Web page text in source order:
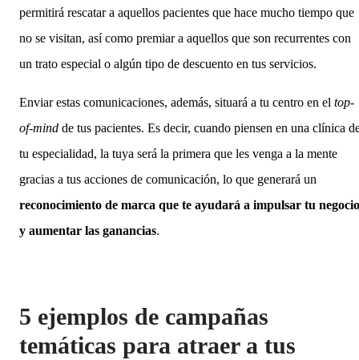
permitirá rescatar a aquellos pacientes que hace mucho tiempo que
no se visitan, así como premiar a aquellos que son recurrentes con
un trato especial o algún tipo de descuento en tus servicios.
Enviar estas comunicaciones, además, situará a tu centro en el top-
of-mind de tus pacientes. Es decir, cuando piensen en una clínica
tu especialidad, la tuya será la primera que les venga a la mente
gracias a tus acciones de comunicación, lo que generará un
reconocimiento de marca que te ayudará a impulsar tu negocio
y aumentar las ganancias.
5 ejemplos de campañas
temáticas para atraer a tus